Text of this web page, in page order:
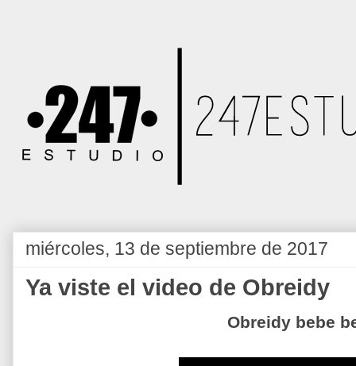
miércoles, 13 de septiembre de 2017
Ya viste el video de Obreidy
Obreidy bebe